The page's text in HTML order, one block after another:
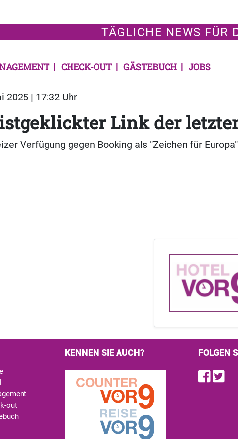
TÄGLICHE NEWS FÜR
CHECK-OUT GÄSTEBUCH JOBS
2025 | 17:32 Uhr
Link der
Verfügung gegen Booking als "Zeichen für
out
KENNEN SIE AUCH? FOLGEN